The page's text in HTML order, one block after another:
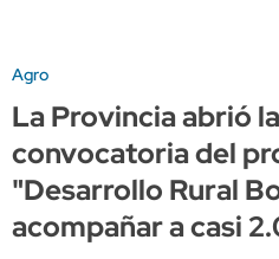
Agro
La Provincia abrió
convocatoria del
"Desarrollo Rural
acompañar a casi